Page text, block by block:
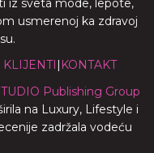
iz sveta mode, lepote,
usmerenoj ka zdravoj
KLIJENTI | KONTAKT
Publishing Group
na Luxury, Lifestyle i
zadržala vodeću